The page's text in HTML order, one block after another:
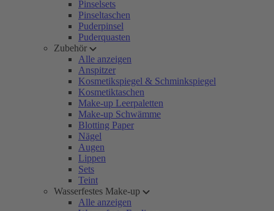
Pinselsets
Pinseltaschen
Puderpinsel
Puderquasten
Zubehör
Alle anzeigen
Anspitzer
Kosmetikspiegel & Schminkspiegel
Kosmetiktaschen
Make-up Leerpaletten
Make-up Schwämme
Blotting Paper
Nägel
Augen
Lippen
Sets
Teint
Wasserfestes Make-up
Alle anzeigen